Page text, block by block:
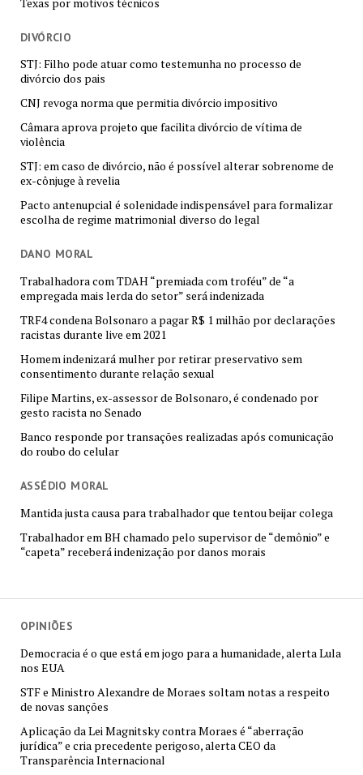
DIVÓRCIO
STJ: Filho pode atuar como testemunha no processo de
divórcio dos pais
CNJ revoga norma que permitia divórcio impositivo
Câmara aprova projeto que facilita divórcio de vítima de
violência
STJ: em caso de divórcio, não é possível alterar sobrenome de
ex-cônjuge à revelia
Pacto antenupcial é solenidade indispensável para formalizar
escolha de regime matrimonial diverso do legal
DANO MORAL
Trabalhadora com TDAH “premiada com troféu” de “a
empregada mais lerda do setor” será indenizada
TRF4 condena Bolsonaro a pagar R$ 1 milhão por declarações
racistas durante live em 2021
Homem indenizará mulher por retirar preservativo sem
consentimento durante relação sexual
Filipe Martins, ex-assessor de Bolsonaro, é condenado por
gesto racista no Senado
Banco responde por transações realizadas após comunicação
do roubo do celular
ASSÉDIO MORAL
Mantida justa causa para trabalhador que tentou beijar colega
Trabalhador em BH chamado pelo supervisor de “demônio” e
“capeta” receberá indenização por danos morais
OPINIÕES
Democracia é o que está em jogo para a humanidade, alerta Lula
nos EUA
STF e Ministro Alexandre de Moraes soltam notas a respeito
de novas sanções
Aplicação da Lei Magnitsky contra Moraes é “aberração
jurídica” e cria precedente perigoso, alerta CEO da
Transparência Internacional